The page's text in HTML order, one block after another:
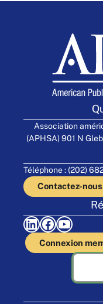
Association
(APHSA) 901 N
Téléphone : (202)
Contactez-nous
LinkedIn Facebook YouTube
Connexion